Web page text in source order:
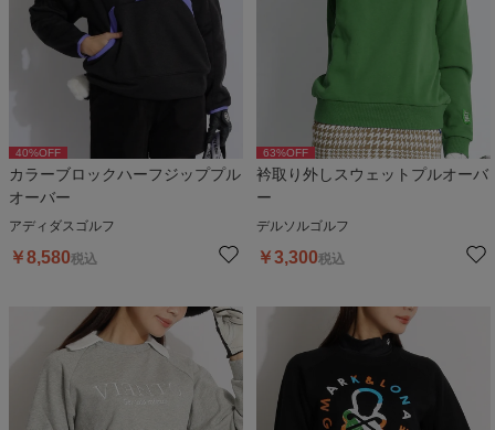
40%OFF
カラーブロックハーフジッププル
オーバー
アディダスゴルフ
￥8,580税込
63%OFF
衿取り外しスウェットプルオーバ
ー
デルソルゴルフ
￥3,300税込